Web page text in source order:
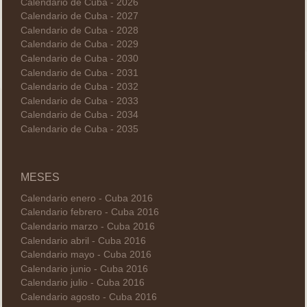
Calendario de Cuba - 2026
Calendario de Cuba - 2027
Calendario de Cuba - 2028
Calendario de Cuba - 2029
Calendario de Cuba - 2030
Calendario de Cuba - 2031
Calendario de Cuba - 2032
Calendario de Cuba - 2033
Calendario de Cuba - 2034
Calendario de Cuba - 2035
MESES
Calendario enero - Cuba 2016
Calendario febrero - Cuba 2016
Calendario marzo - Cuba 2016
Calendario abril - Cuba 2016
Calendario mayo - Cuba 2016
Calendario junio - Cuba 2016
Calendario julio - Cuba 2016
Calendario agosto - Cuba 2016